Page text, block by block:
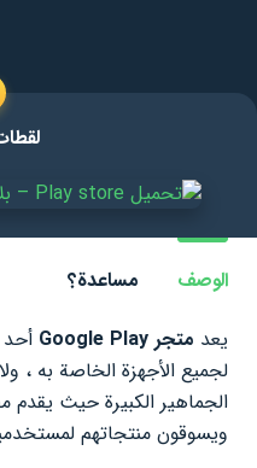
الوصف
مساعدة؟
يعد متجر Google Play
أحد
لجميع الأجهزة الخاصة به ،
ويسوقون منتجاتهم